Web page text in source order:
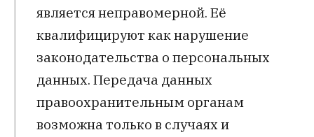
является неправомерной. Её
квалифицируют как нарушение
законодательства о персональных
данных. Передача данных
правоохранительным органам
возможна только в случаях и